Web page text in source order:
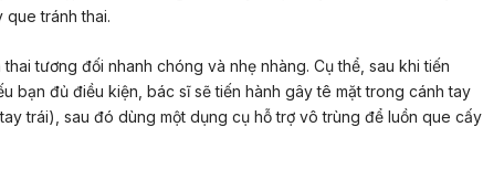
que tránh thai.
tương đối nhanh chóng và nhẹ nhàng. Cụ thể, sau khi tiến
bạn đủ điều kiện, bác sĩ sẽ tiến hành gây tê mặt trong cánh tay
trái), sau đó dùng một dụng cụ hỗ trợ vô trùng để luồn que cấy